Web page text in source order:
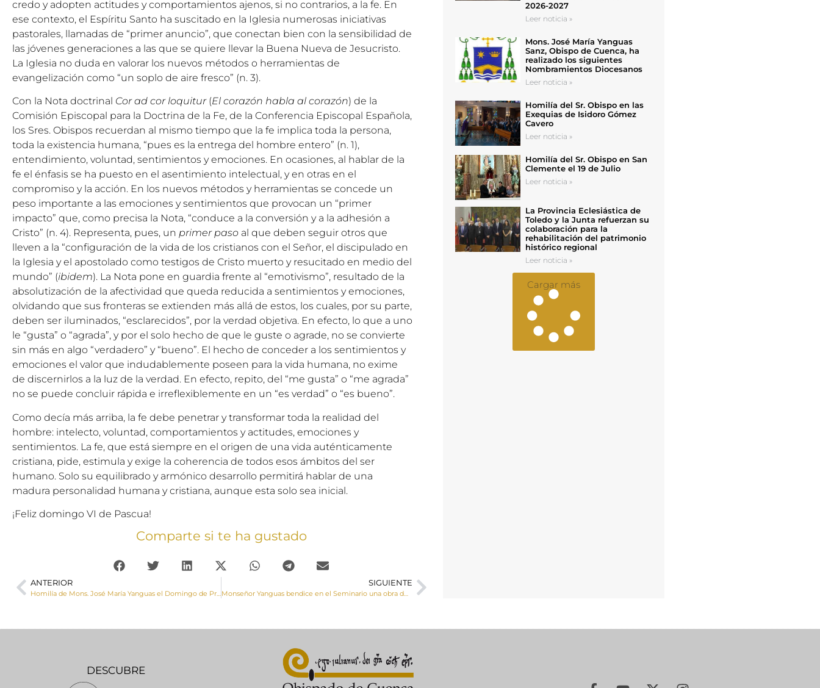
credo y adopten actitudes y comportamientos ajenos, si no contrarios, a la fe. En
ese contexto, el Espíritu Santo ha suscitado en la Iglesia numerosas iniciativas
pastorales, llamadas de “primer anuncio”, que conectan bien con la sensibilidad de
las jóvenes generaciones a las que se quiere llevar la Buena Nueva de Jesucristo.
La Iglesia no duda en valorar los nuevos métodos o herramientas de
evangelización como “un soplo de aire fresco” (n. 3).
Con la Nota doctrinal Cor ad cor loquitur (El corazón habla al corazón) de la
Comisión Episcopal para la Doctrina de la Fe, de la Conferencia Episcopal Española,
los Sres. Obispos recuerdan al mismo tiempo que la fe implica toda la persona,
toda la existencia humana, “pues es la entrega del hombre entero” (n. 1),
entendimiento, voluntad, sentimientos y emociones. En ocasiones, al hablar de la
fe el énfasis se ha puesto en el asentimiento intelectual, y en otras en el
compromiso y la acción. En los nuevos métodos y herramientas se concede un
peso importante a las emociones y sentimientos que provocan un “primer
impacto” que, como precisa la Nota, “conduce a la conversión y a la adhesión a
Cristo” (n. 4). Representa, pues, un primer paso al que deben seguir otros que
lleven a la “configuración de la vida de los cristianos con el Señor, el discipulado en
la Iglesia y el apostolado como testigos de Cristo muerto y resucitado en medio del
mundo” (ibidem). La Nota pone en guardia frente al “emotivismo”, resultado de la
absolutización de la afectividad que queda reducida a sentimientos y emociones,
olvidando que sus fronteras se extienden más allá de estos, los cuales, por su parte,
deben ser iluminados, “esclarecidos”, por la verdad objetiva. En efecto, lo que a uno
le “gusta” o “agrada”, y por el solo hecho de que le guste o agrade, no se convierte
sin más en algo “verdadero” y “bueno”. El hecho de conceder a los sentimientos y
emociones el valor que indudablemente poseen para la vida humana, no exime
de discernirlos a la luz de la verdad. En efecto, repito, del “me gusta” o “me agrada”
no se puede concluir rápida e irreflexiblemente en un “es verdad” o “es bueno”.
Como decía más arriba, la fe debe penetrar y transformar toda la realidad del
hombre: intelecto, voluntad, comportamientos y actitudes, emociones y
sentimientos. La fe, que está siempre en el origen de una vida auténticamente
cristiana, pide, estimula y exige la coherencia de todos esos ámbitos del ser
humano. Solo su equilibrado y armónico desarrollo permitirá hablar de una
madura personalidad humana y cristiana, aunque esta solo sea inicial.
¡Feliz domingo VI de Pascua!
Comparte si te ha gustado
ANTERIOR SIGUIENTE
2026-2027
Leer noticia »
Mons. José María Yanguas
Sanz, Obispo de Cuenca, ha
realizado los siguientes
Nombramientos Diocesanos
Leer noticia »
Homilía del Sr. Obispo en las
Exequias de Isidoro Gómez
Cavero
Leer noticia »
Homilía del Sr. Obispo en San
Clemente el 19 de Julio
Leer noticia »
La Provincia Eclesiástica de
Toledo y la Junta refuerzan su
colaboración para la
rehabilitación del patrimonio
histórico regional
Leer noticia »
Cargar más
DESCUBRE